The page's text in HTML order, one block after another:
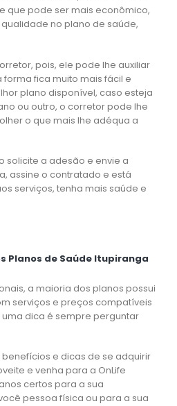
que pode ser mais econômico,
no plano de saúde,
pois, ele pode lhe auxiliar
fica muito mais fácil e
plano disponível, caso esteja
ou outro, o corretor pode lhe
o que mais lhe adéqua a
solicite a adesão e envie a
assine o contratado e está
serviços, tenha mais saúde e
Planos de Saúde Itupiranga
a maioria dos planos possui
serviços e preços compatíveis
dica é sempre perguntar
e dicas de se adquirir
e venha para a OnLife
certos para a sua
pessoa física ou para a sua